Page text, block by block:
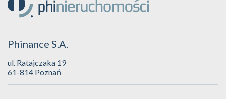
Phinance S.A.
ul. Ratajczaka 19
61-814 Poznań